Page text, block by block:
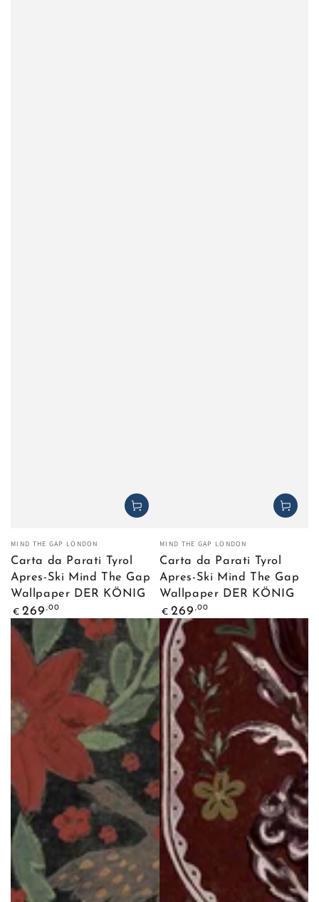
Venditore:
MIND THE GAP LONDON
Carta da Parati Tyrol
Apres-Ski Mind The Gap
Wallpaper DER KÖNIG
Prezzo
regolare
€ 269 ,00
Venditore:
MIND THE GAP LONDON
Carta da Parati Tyrol
Apres-Ski Mind The Gap
Wallpaper DER KÖNIG
Prezzo
regolare
€ 269 ,00